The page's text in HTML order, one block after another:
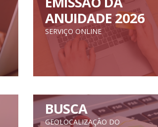
ANUIDADE 2026
SERVIÇO ONLINE
BUSCA
GEOLOCALIZAÇÃO DO